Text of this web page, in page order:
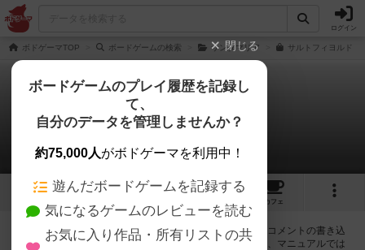
ログイン
ボドゲーマTOP ボードゲームの検索 サンタマリア サルトフィヨルド
サルトフィヨルド
0件の掲示板
1 5
カフェ
ログインするとサルトフィヨルドに関する掲示板の作成やコメントの書き込
みが出来るようになります。ルールの疑問やエラッタ情報、マニュアルでは
閉じる
ボードゲームのプレイ履歴を記録し
て、
自分のデータを管理しませんか？
約75,000人がボドゲーマを利用中！
遊んだボードゲームを記録する
気になるゲームのレビューを読む
お気に入り作品・所有リストの共